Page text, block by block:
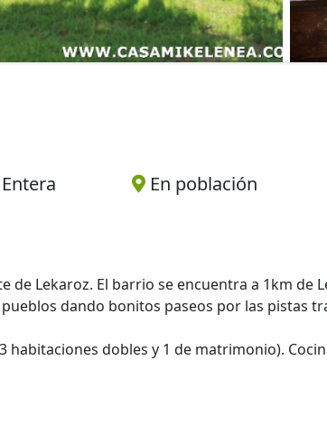
En población
de Lekaroz. El barrio se encuentra a 1km de
dando bonitos paseos por las pistas
habitaciones dobles y 1 de matrimonio).
una con ducha (planta baja) y otra con bañera